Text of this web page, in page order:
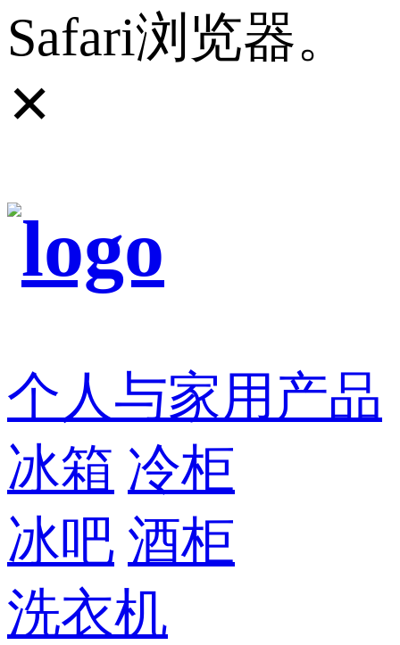
Safari浏览器。
✕
个人与家用产品
冰箱 冷柜
冰吧 酒柜
洗衣机